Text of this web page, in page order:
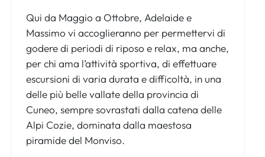
Qui da Maggio a Ottobre, Adelaide e
Massimo vi accoglieranno per permettervi di
godere di periodi di riposo e relax, ma anche,
per chi ama l’attività sportiva, di effettuare
escursioni di varia durata e difficoltà, in una
delle più belle vallate della provincia di
Cuneo, sempre sovrastati dalla catena delle
Alpi Cozie, dominata dalla maestosa
piramide del Monviso.